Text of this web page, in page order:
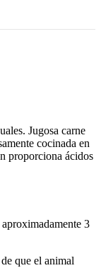
Jugosa carne
cocinada en
proporciona ácidos
3
que el animal